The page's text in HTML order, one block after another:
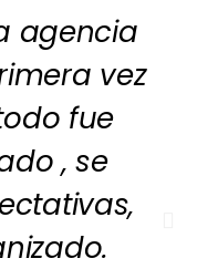
agencia
vez
fue
, se